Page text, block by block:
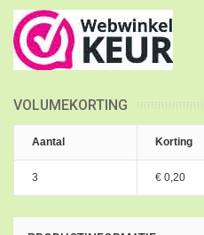
VOLUMEKORTING
Aantal Korting
3 € 0,20